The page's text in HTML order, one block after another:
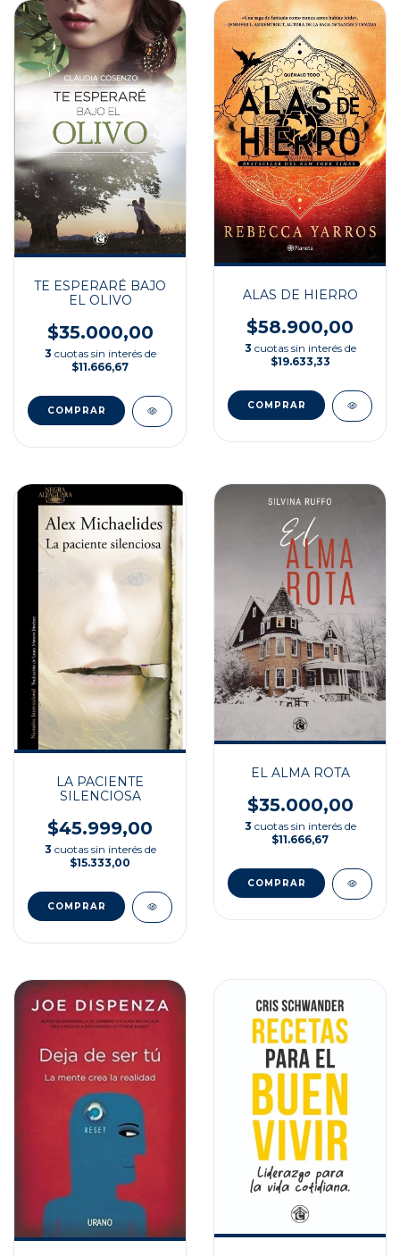
TE ESPERARÉ BAJO
EL OLIVO
$35.000,00
3 cuotas sin interés de
$11.666,67
ALAS DE HIERRO
$58.900,00
3 cuotas sin interés de
$19.633,33
LA PACIENTE
SILENCIOSA
$45.999,00
3 cuotas sin interés de
$15.333,00
EL ALMA ROTA
$35.000,00
3 cuotas sin interés de
$11.666,67